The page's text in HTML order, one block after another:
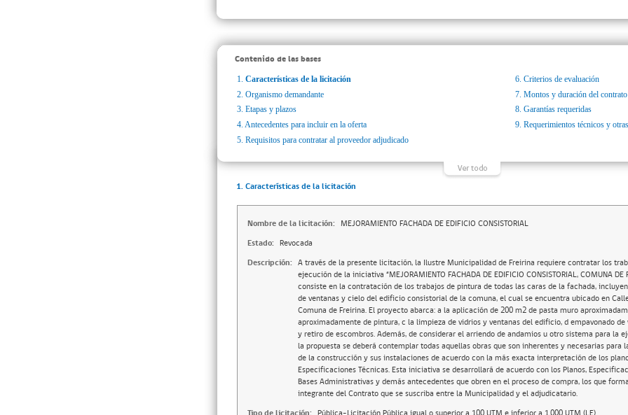
Contenido de las bases
1. Características de la licitación
2. Organismo demandante
3. Etapas y plazos
4. Antecedentes para incluir en la oferta
5. Requisitos para contratar al proveedor adjudicado
6. Criterios de evaluación
7. Montos y duración del contrato
8. Garantías requeridas
9. Requerimientos técnicos y
1. Características de la licitación
Nombre de la licitación: MEJORAMIENTO FACHADA DE EDIFICIO CONSISTORIAL
Estado: Revocada
Descripción: A través de la presente licitación, la Ilustre Municipalidad de Freirina requiere contratar los
ejecución de la iniciativa “MEJORAMIENTO FACHADA DE EDIFICIO CONSISTORIAL, COMUNA DE
consiste en la contratación de los trabajos de pintura de todas las caras de la fachada,
de ventanas y cielo del edificio consistorial de la comuna, el cual se encuentra ubicado en
Comuna de Freirina. El proyecto abarca: a la aplicación de 200 m2 de pasta muro
aproximadamente de pintura, c la limpieza de vidrios y ventanas del edificio, d empavonado
y retiro de escombros. Además, de considerar el arriendo de andamios u otro sistema para la
la propuesta se deberá contemplar todas aquellas obras que son inherentes y necesarias para
de la construcción y sus instalaciones de acuerdo con la más exacta interpretación de los
Especificaciones Técnicas. Esta iniciativa se desarrollará de acuerdo con los Planos,
Bases Administrativas y demás antecedentes que obren en el proceso de compra, los que
integrante del Contrato que se suscriba entre la Municipalidad y el adjudicatario.